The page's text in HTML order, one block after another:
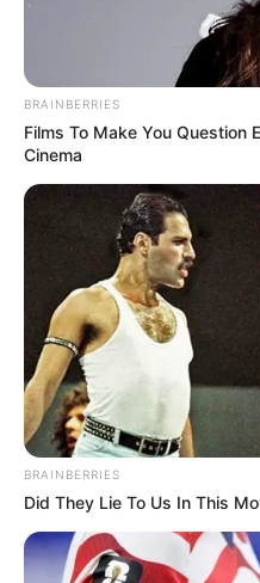
BRAINBERRIES
Films To Make You Question
Cinema
BRAINBERRIES
Did They Lie To Us In This